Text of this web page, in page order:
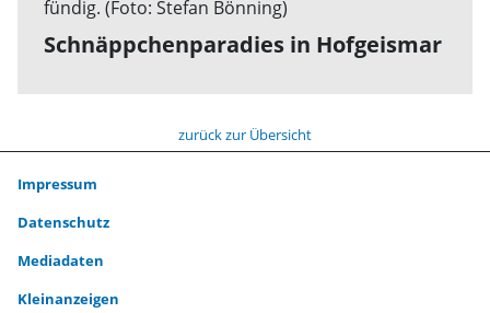
Schnäppchenparadies in Hofgeismar
zurück zur Übersicht
Impressum
Datenschutz
Mediadaten
Kleinanzeigen